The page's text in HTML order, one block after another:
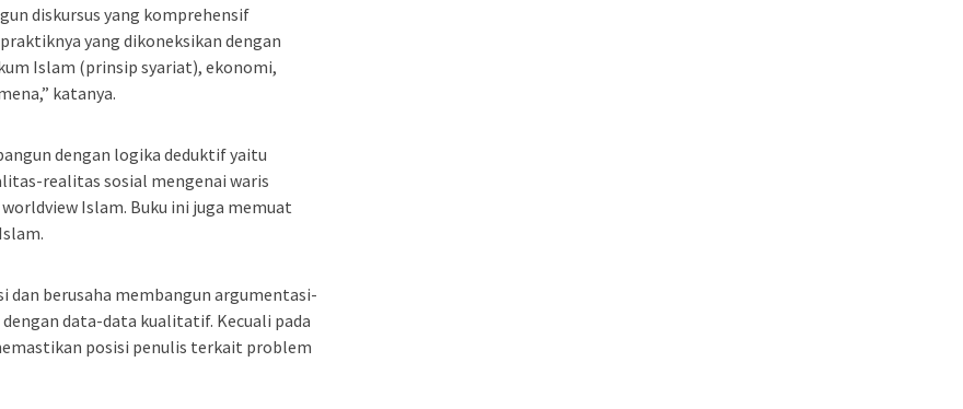
diskursus yang komprehensif
yang dikoneksikan dengan
Islam (prinsip syariat), ekonomi,
katanya.
dengan logika deduktif yaitu
realitas sosial mengenai waris
Islam. Buku ini juga memuat
dan berusaha membangun argumentasi-
data-data kualitatif. Kecuali pada
posisi penulis terkait problem